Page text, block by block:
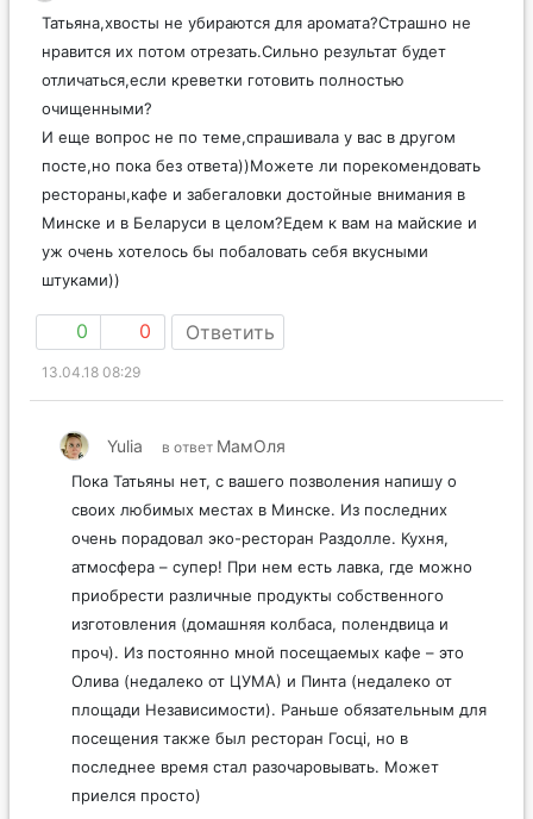
Татьяна,хвосты не убираются для аромата?Страшно не
нравится их потом отрезать.Сильно результат будет
отличаться,если креветки готовить полностью
очищенными?
И еще вопрос не по теме,спрашивала у вас в другом
посте,но пока без ответа))Можете ли порекомендовать
рестораны,кафе и забегаловки достойные внимания в
Минске и в Беларуси в целом?Едем к вам на майские и
уж очень хотелось бы побаловать себя вкусными
штуками))
0 0 Ответить
13.04.18 08:29
Yulia в ответ МамОля
Пока Татьяны нет, с вашего позволения напишу о
своих любимых местах в Минске. Из последних
очень порадовал эко-ресторан Раздолле. Кухня,
атмосфера – супер! При нем есть лавка, где можно
приобрести различные продукты собственного
изготовления (домашняя колбаса, полендвица и
проч). Из постоянно мной посещаемых кафе – это
Олива (недалеко от ЦУМА) и Пинта (недалеко от
площади Независимости). Раньше обязательным для
посещения также был ресторан Госцi, но в
последнее время стал разочаровывать. Может
приелся просто)